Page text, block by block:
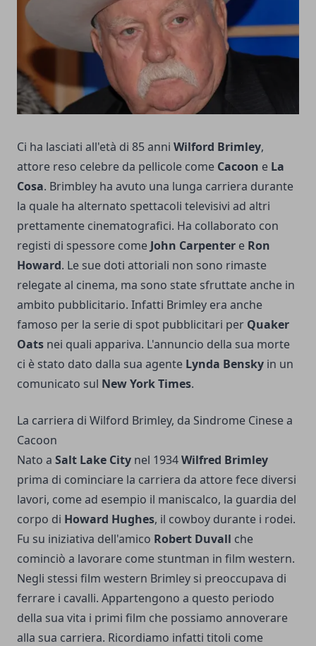
Ci ha lasciati all'età di 85 anni Wilford Brimley,
attore reso celebre da pellicole come Cacoon e La
Cosa. Brimbley ha avuto una lunga carriera durante
la quale ha alternato spettacoli televisivi ad altri
prettamente cinematografici. Ha collaborato con
registi di spessore come John Carpenter e Ron
Howard. Le sue doti attoriali non sono rimaste
relegate al cinema, ma sono state sfruttate anche in
ambito pubblicitario. Infatti Brimley era anche
famoso per la serie di spot pubblicitari per Quaker
Oats nei quali appariva. L'annuncio della sua morte
ci è stato dato dalla sua agente Lynda Bensky in un
comunicato sul New York Times.
La carriera di Wilford Brimley, da Sindrome Cinese a
Cacoon
Nato a Salt Lake City nel 1934Wilfred Brimley
prima di cominciare la carriera da attore fece diversi
lavori, come ad esempio il maniscalco, la guardia del
corpo di Howard Hughes, il cowboy durante i rodei.
Fu su iniziativa dell'amico Robert Duvall che
cominciò a lavorare come stuntman in film western.
Negli stessi film western Brimley si preoccupava di
ferrare i cavalli. Appartengono a questo periodo
della sua vita i primi film che possiamo annoverare
alla sua carriera. Ricordiamo infatti titoli come